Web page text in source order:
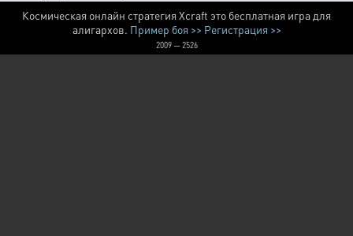
Космическая онлайн стратегия Xcraft это бесплатная игра для
алигархов. Пример боя >> Регистрация >>
2009 — 2526